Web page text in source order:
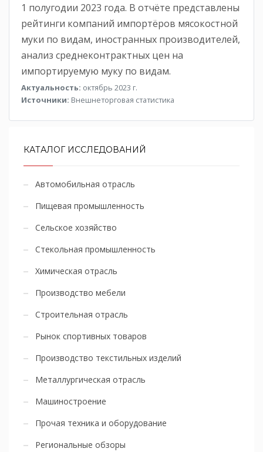
1 полугодии 2023 года. В отчёте представлены
рейтинги компаний импортёров мясокостной
муки по видам, иностранных производителей,
анализ среднеконтрактных цен на
импортируемую муку по видам.
Актуальность: октябрь 2023 г.
Источники: Внешнеторговая статистика
КАТАЛОГ ИССЛЕДОВАНИЙ
Автомобильная отрасль
Пищевая промышленность
Сельское хозяйство
Стекольная промышленность
Химическая отрасль
Производство мебели
Строительная отрасль
Рынок спортивных товаров
Производство текстильных изделий
Металлургическая отрасль
Машиностроение
Прочая техника и оборудование
Региональные обзоры